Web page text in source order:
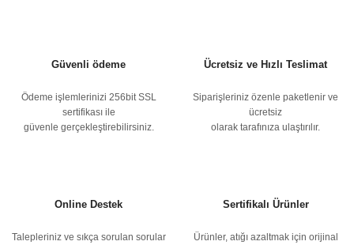
Güvenli ödeme
Ödeme işlemlerinizi 256bit SSL
sertifikası ile
güvenle gerçekleştirebilirsiniz.
Ücretsiz ve Hızlı Teslimat
Siparişleriniz özenle paketlenir ve
ücretsiz
olarak tarafınıza ulaştırılır.
Online Destek
Talepleriniz ve sıkça sorulan sorular
Sertifikalı Ürünler
Ürünler, atığı azaltmak için orijinal